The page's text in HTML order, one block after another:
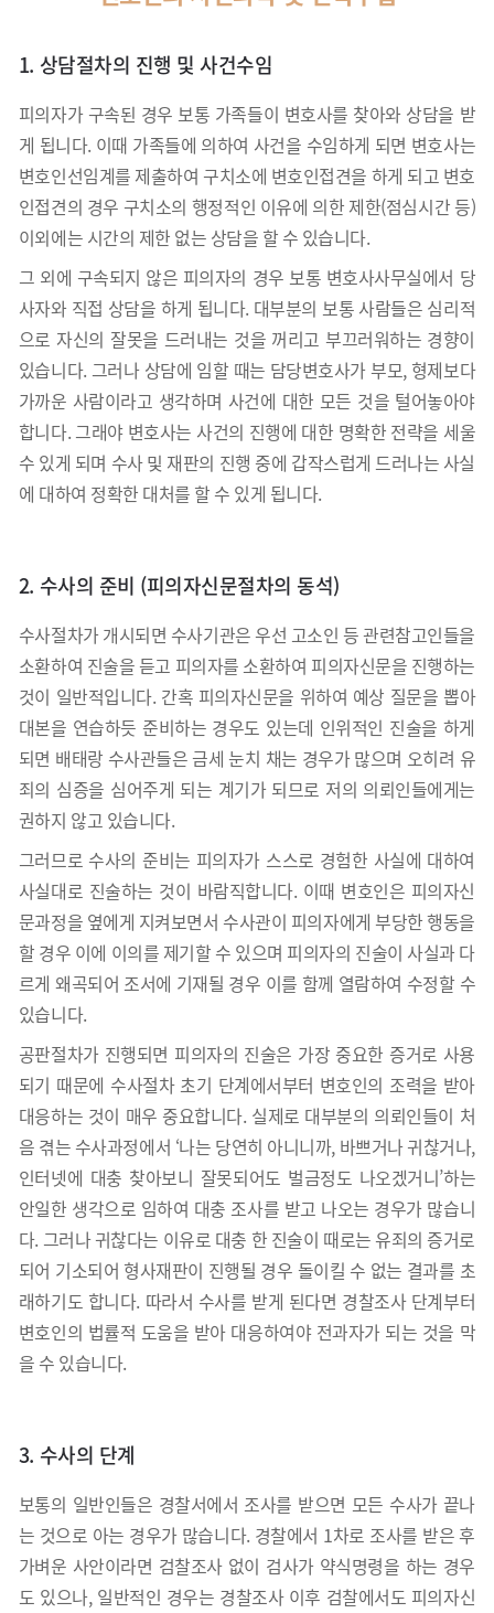
1. 상담절차의 진행 및 사건수임
피의자가 구속된 경우 보통 가족들이 변호사를 찾아와 상담을 받
게 됩니다. 이때 가족들에 의하여 사건을 수임하게 되면 변호사는
변호인선임계를 제출하여 구치소에 변호인접견을 하게 되고 변호
인접견의 경우 구치소의 행정적인 이유에 의한 제한(점심시간 등)
이외에는 시간의 제한 없는 상담을 할 수 있습니다.
그 외에 구속되지 않은 피의자의 경우 보통 변호사사무실에서 당
사자와 직접 상담을 하게 됩니다. 대부분의 보통 사람들은 심리적
으로 자신의 잘못을 드러내는 것을 꺼리고 부끄러워하는 경향이
있습니다. 그러나 상담에 임할 때는 담당변호사가 부모, 형제보다
가까운 사람이라고 생각하며 사건에 대한 모든 것을 털어놓아야
합니다. 그래야 변호사는 사건의 진행에 대한 명확한 전략을 세울
수 있게 되며 수사 및 재판의 진행 중에 갑작스럽게 드러나는 사실
에 대하여 정확한 대처를 할 수 있게 됩니다.
2. 수사의 준비 (피의자신문절차의 동석)
수사절차가 개시되면 수사기관은 우선 고소인 등 관련참고인들을
소환하여 진술을 듣고 피의자를 소환하여 피의자신문을 진행하는
것이 일반적입니다. 간혹 피의자신문을 위하여 예상 질문을 뽑아
대본을 연습하듯 준비하는 경우도 있는데 인위적인 진술을 하게
되면 배태랑 수사관들은 금세 눈치 채는 경우가 많으며 오히려 유
죄의 심증을 심어주게 되는 계기가 되므로 저의 의뢰인들에게는
권하지 않고 있습니다.
그러므로 수사의 준비는 피의자가 스스로 경험한 사실에 대하여
사실대로 진술하는 것이 바람직합니다. 이때 변호인은 피의자신
문과정을 옆에게 지켜보면서 수사관이 피의자에게 부당한 행동을
할 경우 이에 이의를 제기할 수 있으며 피의자의 진술이 사실과 다
르게 왜곡되어 조서에 기재될 경우 이를 함께 열람하여 수정할 수
있습니다.
공판절차가 진행되면 피의자의 진술은 가장 중요한 증거로 사용
되기 때문에 수사절차 초기 단계에서부터 변호인의 조력을 받아
대응하는 것이 매우 중요합니다. 실제로 대부분의 의뢰인들이 처
음 겪는 수사과정에서 ‘나는 당연히 아니니까, 바쁘거나 귀찮거나,
인터넷에 대충 찾아보니 잘못되어도 벌금정도 나오겠거니’하는
안일한 생각으로 임하여 대충 조사를 받고 나오는 경우가 많습니
다. 그러나 귀찮다는 이유로 대충 한 진술이 때로는 유죄의 증거로
되어 기소되어 형사재판이 진행될 경우 돌이킬 수 없는 결과를 초
래하기도 합니다. 따라서 수사를 받게 된다면 경찰조사 단계부터
변호인의 법률적 도움을 받아 대응하여야 전과자가 되는 것을 막
을 수 있습니다.
3. 수사의 단계
보통의 일반인들은 경찰서에서 조사를 받으면 모든 수사가 끝나
는 것으로 아는 경우가 많습니다. 경찰에서 1차로 조사를 받은 후
가벼운 사안이라면 검찰조사 없이 검사가 약식명령을 하는 경우
도 있으나, 일반적인 경우는 경찰조사 이후 검찰에서도 피의자신